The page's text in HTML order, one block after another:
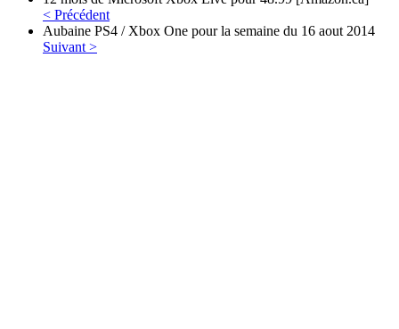
< Précédent
Aubaine PS4 / Xbox One pour la semaine du 16 aout 2014
Suivant >